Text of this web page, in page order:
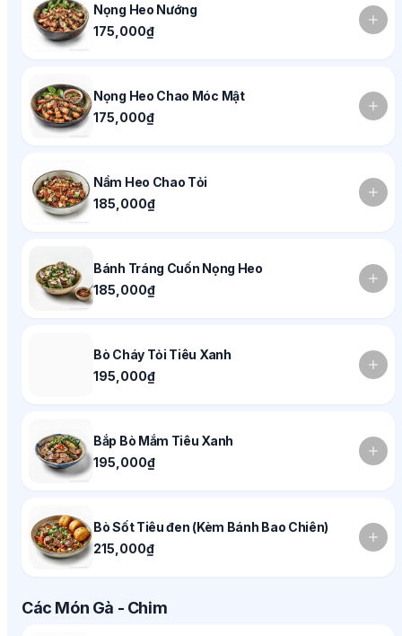
Nọng Heo Nướng
175,000₫
Nọng Heo Chao Móc Mật
175,000₫
Nầm Heo Chao Tỏi
185,000₫
Bánh Tráng Cuốn Nọng Heo
185,000₫
Bò Cháy Tỏi Tiêu Xanh
195,000₫
Bắp Bò Mắm Tiêu Xanh
195,000₫
Bò Sốt Tiêu đen (Kèm Bánh Bao Chiên)
215,000₫
Các Món Gà - Chim